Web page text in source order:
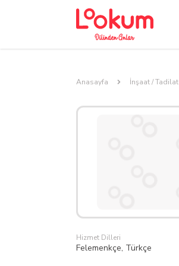
Anasayfa İnşaat / Tadilat
Hizmet Dilleri
Felemenkçe, Türkçe